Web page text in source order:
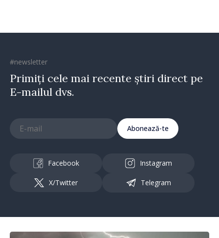
#newsletter
Primiți cele mai recente știri direct pe
E-mailul dvs.
Abonează-te
Facebook Instagram
X/Twitter Telegram